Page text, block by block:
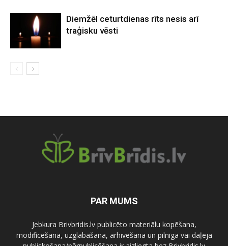
Diemžēl ceturtdienas rīts nesis arī
traģisku vēsti
PAR MUMS
Jebkura Brivbridis.lv publicēto materiālu kopēšana,
modificēšana, uzglabāšana, arhivēšana un pilnīga vai daļēja